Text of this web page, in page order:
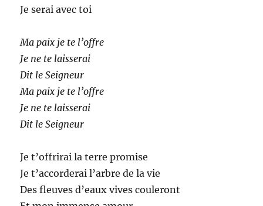
Je serai avec toi
Ma paix je te l’offre
Je ne te laisserai
Dit le Seigneur
Ma paix je te l’offre
Je ne te laisserai
Dit le Seigneur
Je t’offrirai la terre promise
Je t’accorderai l’arbre de la vie
Des fleuves d’eaux vives couleront